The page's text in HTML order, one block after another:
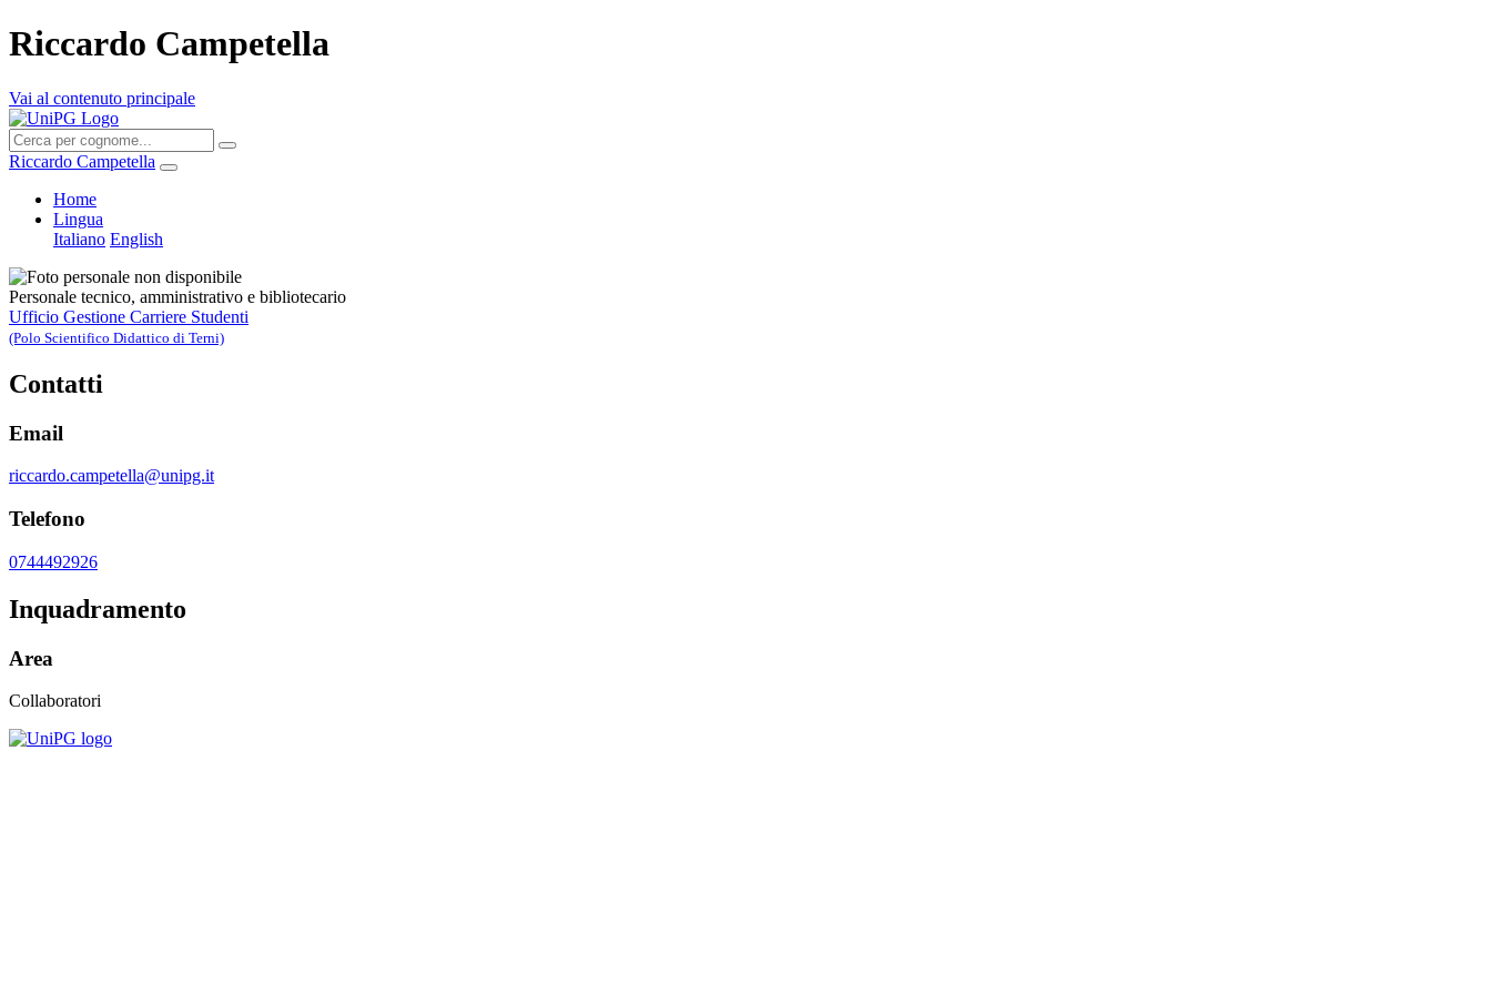
Riccardo Campetella
Vai al contenuto principale
Riccardo Campetella
Home
Lingua
Italiano English
Personale tecnico, amministrativo e bibliotecario
Ufficio Gestione Carriere Studenti
(Polo Scientifico Didattico di Terni)
Contatti
Email
riccardo.campetella@unipg.it
Telefono
0744492926
Inquadramento
Area
Collaboratori